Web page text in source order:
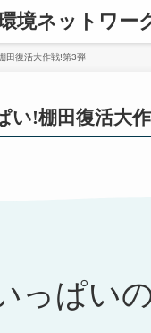
境ネットワー
田復活大作戦!第3弾
い!棚田復活大
っぱい